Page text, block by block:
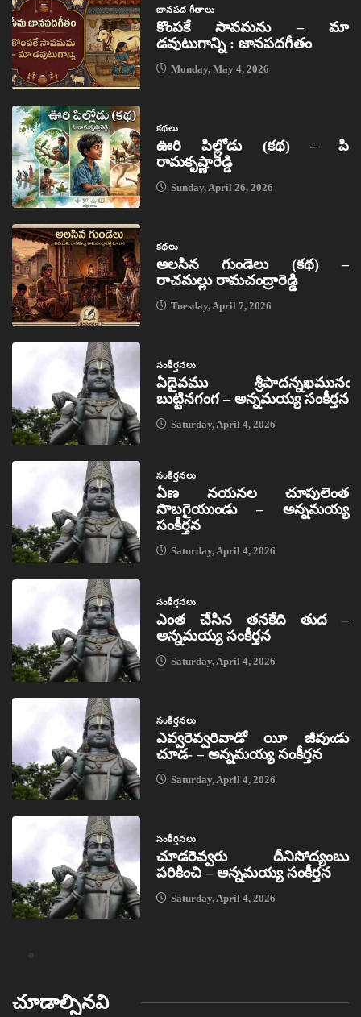
జానపద గీతాలు
కొంపకే సావమను – మా
డవుటుగాన్ని : జానపదగీతం
Monday, May 4, 2026
కథలు
ఊరి పిల్లోడు (కథ) – పి
రామకృష్ణారెడ్డి
Sunday, April 26, 2026
కథలు
అలసిన గుండెలు (కథ) –
రాచమల్లు రామచంద్రారెడ్డి
Tuesday, April 7, 2026
సంకీర్తనలు
ఏదైవము శ్రీపాదన్నఖమునఁ
బుట్టినగంగ – అన్నమయ్య సంకీర్తన
Saturday, April 4, 2026
సంకీర్తనలు
ఏణ నయనల చూపులెంత
సొబగైయుండు – అన్నమయ్య
సంకీర్తన
Saturday, April 4, 2026
సంకీర్తనలు
ఎంత చేసిన తనకేది తుద –
అన్నమయ్య సంకీర్తన
Saturday, April 4, 2026
సంకీర్తనలు
ఎవ్వరెవ్వరివాడో యీ జీవుఁడు
చూడ- – అన్నమయ్య సంకీర్తన
Saturday, April 4, 2026
సంకీర్తనలు
చూడరెవ్వరు దీనిసోద్యంబు
పరికించి – అన్నమయ్య సంకీర్తన
Saturday, April 4, 2026
చూడాల్సినవి